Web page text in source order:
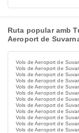
Ruta popular amb
Aeroport de
Vols de Aeroport de
Vols de Aeroport de
Vols de Aeroport de
Vols de Aeroport de
Vols de Aeroport de
Vols de Aeroport de
Vols de Aeroport de
Vols de Aeroport de
Vols de Aeroport de
Vols de Aeroport de
Vols de Aeroport de
Vols de Aeroport de